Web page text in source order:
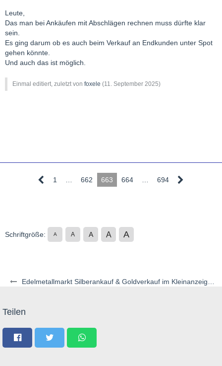
Leute,
Das man bei Ankäufen mit Abschlägen rechnen muss dürfte klar
sein.
Es ging darum ob es auch beim Verkauf an Endkunden unter Spot
gehen könnte.
Und auch das ist möglich.
Einmal editiert, zuletzt von foxele (11. September 2025)
1 662 663 664 694
Schriftgröße: A A A A A
Teilen